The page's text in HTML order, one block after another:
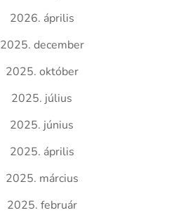
2026. április
2025. december
2025. október
2025. július
2025. június
2025. április
2025. március
2025. február